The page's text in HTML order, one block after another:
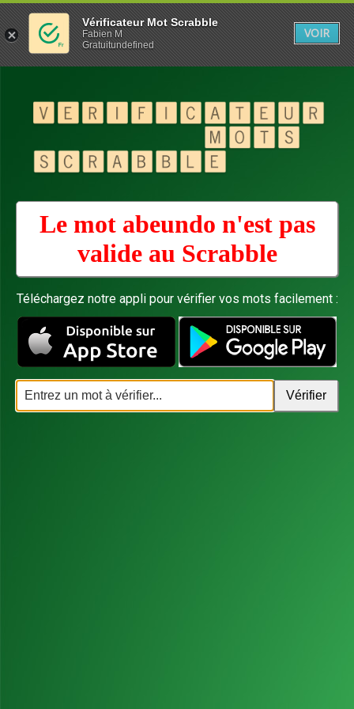
Le mot abeundo n'est pas
valide au Scrabble
Téléchargez notre appli pour vérifier vos mots facilement :
Vérificateur Mot Scrabble
Fabien M
Gratuitundefined
VOIR